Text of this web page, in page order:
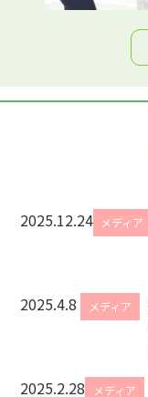
2025.12.24 メディア
2025.4.8 メディア
2025.2.28 メディア